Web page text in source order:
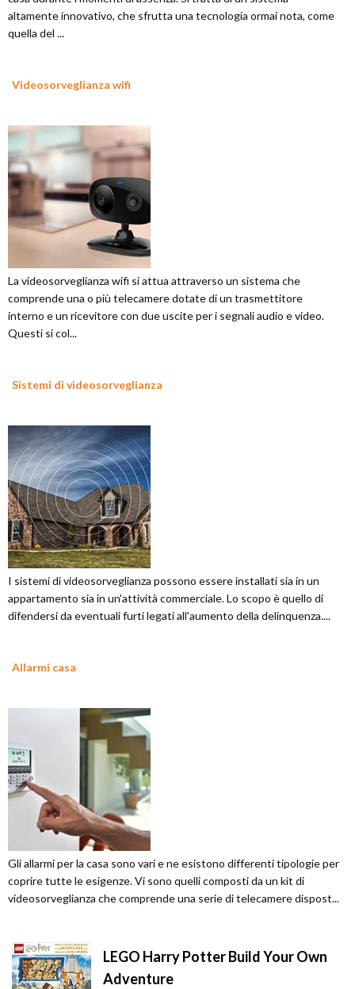
altamente innovativo, che sfrutta una tecnologia ormai nota, come
quella del ...
Videosorveglianza wifi
La videosorveglianza wifi si attua attraverso un sistema che
comprende una o più telecamere dotate di un trasmettitore
interno e un ricevitore con due uscite per i segnali audio e video.
Questi si col...
Sistemi di videosorveglianza
I sistemi di videosorveglianza possono essere installati sia in un
appartamento sia in un'attività commerciale. Lo scopo è quello di
difendersi da eventuali furti legati all'aumento della delinquenza....
Allarmi casa
Gli allarmi per la casa sono vari e ne esistono differenti tipologie per
coprire tutte le esigenze. Vi sono quelli composti da un kit di
videosorveglianza che comprende una serie di telecamere dispost...
LEGO Harry Potter Build Your Own
Adventure